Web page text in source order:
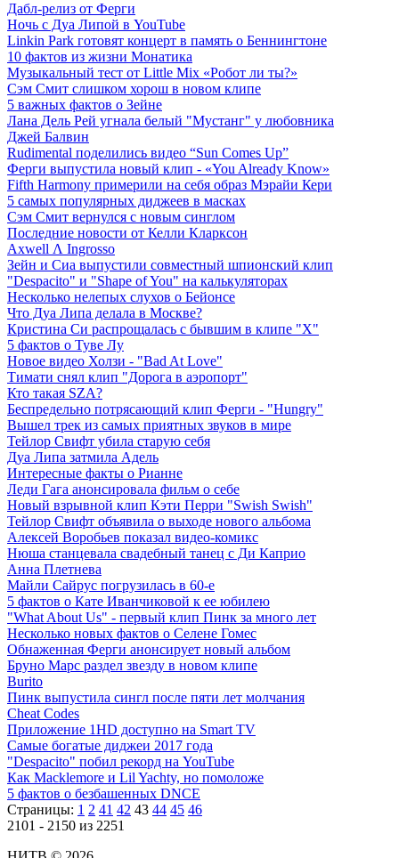
Дабл-релиз от Ферги
Ночь с Дуа Липой в YouTube
Linkin Park готовят концерт в память о Беннингтоне
10 фактов из жизни Монатика
Музыкальный тест от Little Mix «Робот ли ты?»
Сэм Смит слишком хорош в новом клипе
5 важных фактов о Зейне
Лана Дель Рей угнала белый "Мустанг" у любовника
Джей Балвин
Rudimental поделились видео “Sun Comes Up”
Ферги выпустила новый клип - «You Already Know»
Fifth Harmony примерили на себя образ Мэрайи Кери
5 самых популярных диджеев в масках
Сэм Смит вернулся с новым синглом
Последние новости от Келли Кларксон
Axwell Λ Ingrosso
Зейн и Сиа выпустили совместный шпионский клип
"Despacito" и "Shape of You" на калькуляторах
Несколько нелепых слухов о Бейонсе
Что Дуа Липа делала в Москве?
Кристина Си распрощалась с бывшим в клипе "Х"
5 фактов о Туве Лу
Новое видео Холзи - "Bad At Love"
Тимати снял клип "Дорога в аэропорт"
Кто такая SZA?
Беспредельно потрясающий клип Ферги - "Hungry"
Вышел трек из самых приятных звуков в мире
Тейлор Свифт убила старую себя
Дуа Липа затмила Адель
Интересные факты о Рианне
Леди Гага анонсировала фильм о себе
Новый взрывной клип Кэти Перри "Swish Swish"
Тейлор Свифт объявила о выходе нового альбома
Алексей Воробьев показал видео-комикс
Нюша станцевала свадебный танец с Ди Каприо
Анна Плетнева
Майли Сайрус погрузилась в 60-е
5 фактов о Кате Иванчиковой к ее юбилею
"What About Us" - первый клип Пинк за много лет
Несколько новых фактов о Селене Гомес
Обнаженная Ферги анонсирует новый альбом
Бруно Марс раздел звезду в новом клипе
Burito
Пинк выпустила сингл после пяти лет молчания
Cheat Codes
Приложение 1HD доступно на Smart TV
Самые богатые диджеи 2017 года
"Despacito" побил рекорд на YouTube
Как Macklemore и Lil Yachty, но помоложе
5 фактов о безбашенных DNCE
Страницы: 1 2 41 42 43 44 45 46
2101 - 2150 из 2251